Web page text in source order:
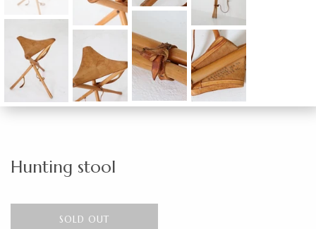
Hunting stool
SOLD OUT